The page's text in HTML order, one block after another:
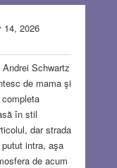
14, 2026
Schwartz
de mama şi
în stil
dar strada
intra, aşa
de acum